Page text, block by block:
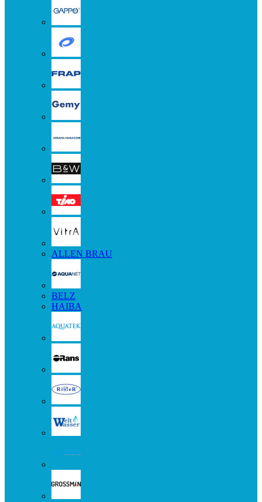
ALLEN BRAU
BELZ
HAIBA